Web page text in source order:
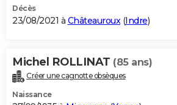
Décès
23/08/2021 à Châteauroux(Indre)
Michel ROLLINAT (85 ans)
Créer une cagnotte obsèques
Naissance